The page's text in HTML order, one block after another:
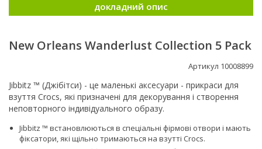
докладний опис
New Orleans Wanderlust Collection 5 Pack
Артикул 10008899
Jibbitz ™ (Джібітси) - це маленькі аксесуари - прикраси для
взуття Crocs, які призначені для декорування і створення
неповторного індивідуального образу.
Jibbitz ™ встановлюються в спеціальні фірмові отвори і мають
фіксатори, які щільно тримаються на взутті Сrocs.